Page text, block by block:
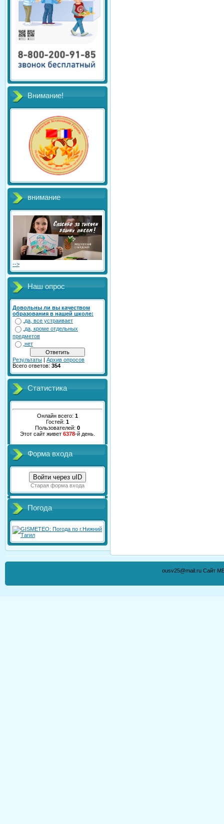
Внимание!
внимание
-->
Наш опрос
Довольны ли вы качеством
образования в нашей школе:
да, все устраивает
да, кроме отдельных
предметов
нет
Результаты | Архив опросов
Всего ответов: 354
Статистика
Онлайн всего: 1
Гостей: 1
Пользователей: 0
Этот сайт живет 6378-й день.
Форма входа
Войти через uID
Старая форма входа
Погода
ousv25@mail.ru Сайт